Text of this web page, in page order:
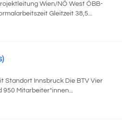
Wien/NÖ West ÖBB-
Gleitzeit 38,5...
Standort Innsbruck Die BTV Vier
950 Mitarbeiter*innen...